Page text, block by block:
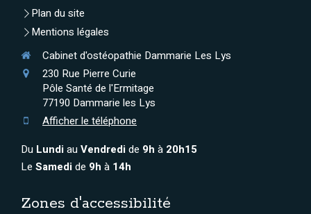
Plan du site
Mentions légales
Cabinet d'ostéopathie Dammarie Les Lys
230 Rue Pierre Curie
Pôle Santé de l'Ermitage
77190 Dammarie les Lys
Afficher le téléphone
Du Lundiau Vendredide 9h à 20h15
Le Samedide 9h à 14h
Zones d'accessibilité